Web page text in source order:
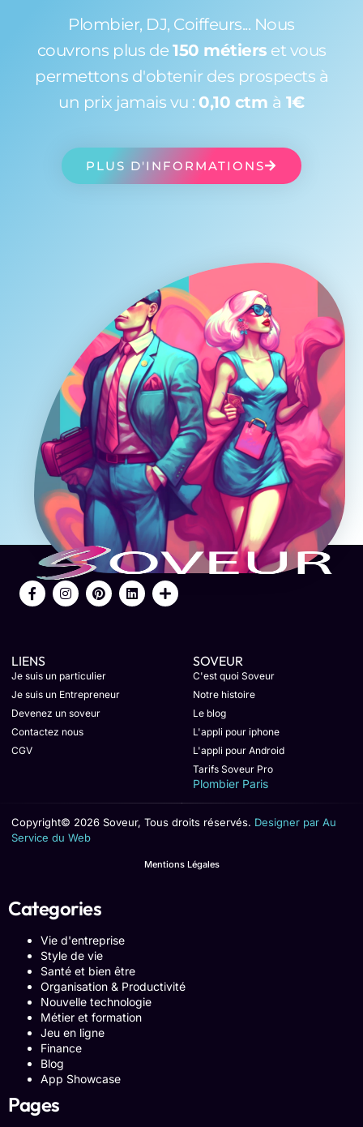
Plombier, DJ, Coiffeurs... Nous
couvrons plus de 150 métiers et vous
permettons d'obtenir des prospects à
un prix jamais vu : 0,10 ctm à 1€
PLUS D'INFORMATIONS
LIENS
Je suis un particulier
Je suis un Entrepreneur
Devenez un soveur
Contactez nous
CGV
SOVEUR
C'est quoi Soveur
Notre histoire
Le blog
L'appli pour iphone
L'appli pour Android
Tarifs Soveur Pro
Plombier Paris
Copyright© 2026 Soveur, Tous droits réservés. Designer par Au
Service du Web
Mentions Légales
Categories
Vie d'entreprise
Style de vie
Santé et bien être
Organisation & Productivité
Nouvelle technologie
Métier et formation
Jeu en ligne
Finance
Blog
App Showcase
Pages